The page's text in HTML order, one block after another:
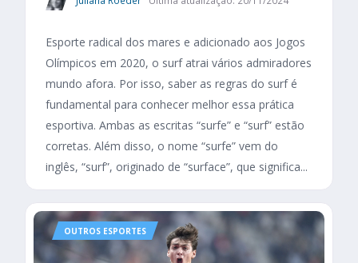
Esporte radical dos mares e adicionado aos Jogos
Olímpicos em 2020, o surf atrai vários admiradores
mundo afora. Por isso, saber as regras do surf é
fundamental para conhecer melhor essa prática
esportiva. Ambas as escritas “surfe” e “surf” estão
corretas. Além disso, o nome “surfe” vem do
inglês, “surf”, originado de “surface”, que significa...
OUTROS ESPORTES